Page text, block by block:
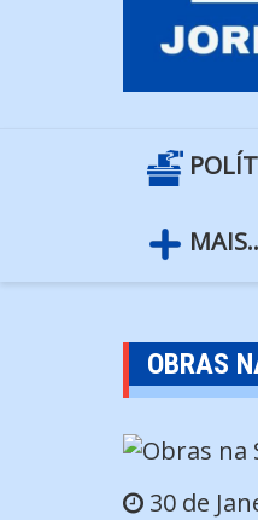
OBRAS
30 de